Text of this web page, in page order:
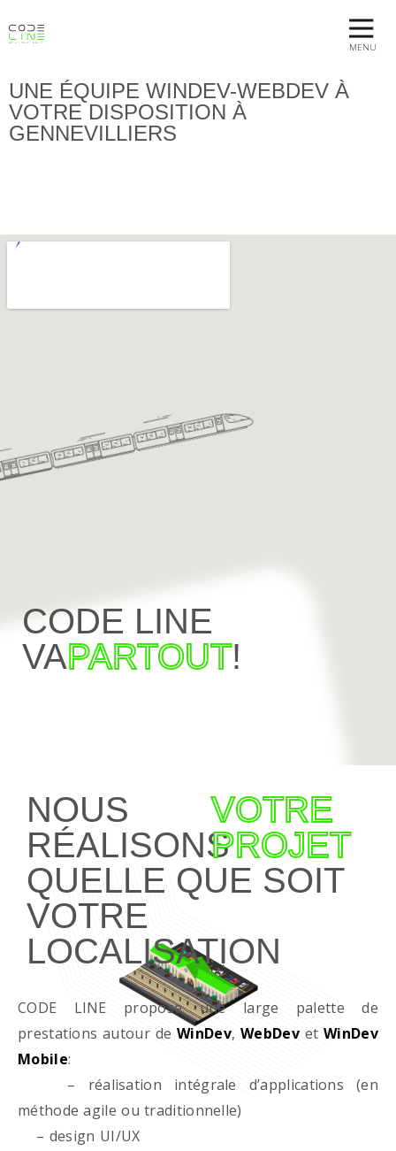
MENU
UNE ÉQUIPE WINDEV-WEBDEV À
VOTRE DISPOSITION À
GENNEVILLIERS
CODE LINE
VAPARTOUT!
NOUS
RÉALISONS
VOTRE
PROJET
QUELLE QUE SOIT
VOTRE
LOCALISATION
CODE LINE propose une large palette de
prestations autour deWinDev,WebDevet WinDev
Mobile:
– réalisation intégrale d’applications (en
méthode agile ou traditionnelle)
– design UI/UX